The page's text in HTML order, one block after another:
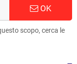
OK
scopo, cerca le